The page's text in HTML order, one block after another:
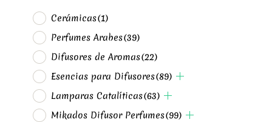
Cerámicas(1)
Perfumes Arabes(39)
Difusores de Aromas(22)
Esencias para Difusores(89)
Lamparas Catalíticas(63)
Mikados Difusor Perfumes(99)